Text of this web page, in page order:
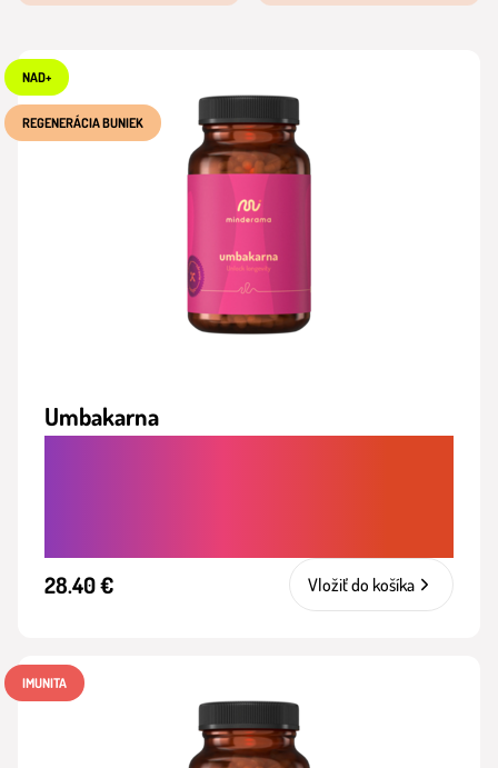
NAD+
REGENERÁCIA BUNIEK
Umbakarna
28.40 € Vložiť do košíka
IMUNITA